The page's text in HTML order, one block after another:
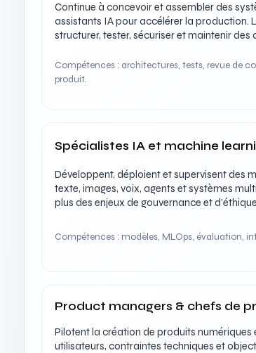
Continue à concevoir et assembler des
assistants IA pour accélérer la production.
structurer, tester, sécuriser et maintenir
Compétences : architectures, tests, revue de
produit.
Spécialistes IA et machine
Développent, déploient et supervisent des
texte, images, voix, agents et systèmes
plus des enjeux de gouvernance et
Compétences : modèles, MLOps, évaluation,
Product managers & chefs de
Pilotent la création de produits
utilisateurs, contraintes techniques et